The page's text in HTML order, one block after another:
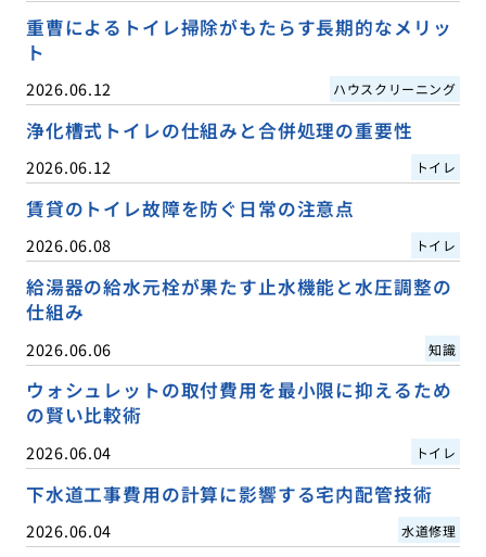
重曹によるトイレ掃除がもたらす長期的なメリッ
ト
2026.06.12 ハウスクリーニング
浄化槽式トイレの仕組みと合併処理の重要性
2026.06.12 トイレ
賃貸のトイレ故障を防ぐ日常の注意点
2026.06.08 トイレ
給湯器の給水元栓が果たす止水機能と水圧調整の
仕組み
2026.06.06 知識
ウォシュレットの取付費用を最小限に抑えるため
の賢い比較術
2026.06.04 トイレ
下水道工事費用の計算に影響する宅内配管技術
2026.06.04 水道修理